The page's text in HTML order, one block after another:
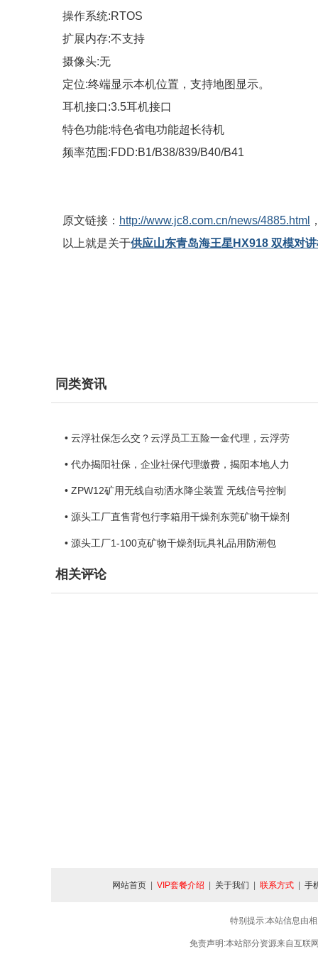
操作系统:RTOS
扩展内存:不支持
摄像头:无
定位:终端显示本机位置，支持地图显示。
耳机接口:3.5耳机接口
特色功能:特色省电功能超长待机
频率范围:FDD:B1/B38/839/B40/B41
原文链接： http://www.jc8.com.cn/news/4885.html
以上就是关于供应山东青岛海王星HX918 双模对
同类资讯
• 云浮社保怎么交？云浮员工五险一金代理，云浮劳
• 代办揭阳社保，企业社保代理缴费，揭阳本地人力
• ZPW12矿用无线自动洒水降尘装置 无线信号控制
• 源头工厂直售背包行李箱用干燥剂东莞矿物干燥剂
• 源头工厂1-100克矿物干燥剂玩具礼品用防潮包
相关评论
网站首页 VIP套餐介绍 关于我们 联系方式 手
特别提示:本站信息由
免责声明:本站部分资源来自互联